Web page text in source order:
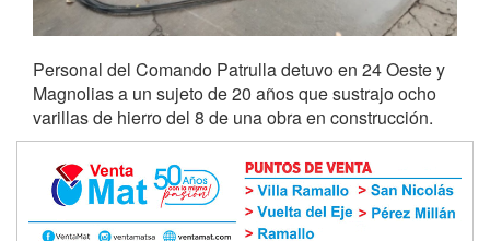
Personal del Comando Patrulla detuvo en 24 Oeste y
Magnolias a un sujeto de 20 años que sustrajo ocho
varillas de hierro del 8 de una obra en construcción.